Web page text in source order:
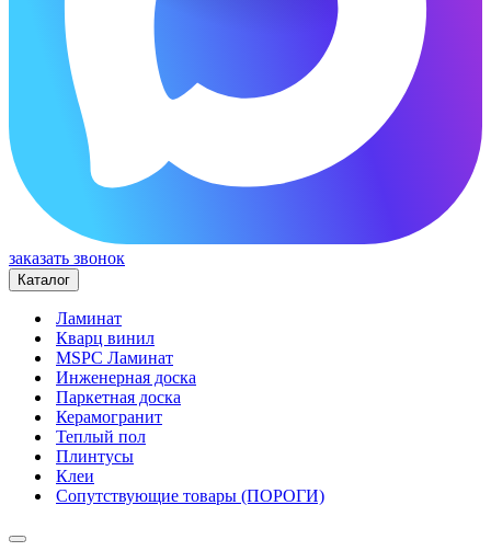
заказать звонок
Каталог
Ламинат
Кварц винил
MSPC Ламинат
Инженерная доска
Паркетная доска
Керамогранит
Теплый пол
Плинтусы
Клеи
Сопутствующие товары (ПОРОГИ)